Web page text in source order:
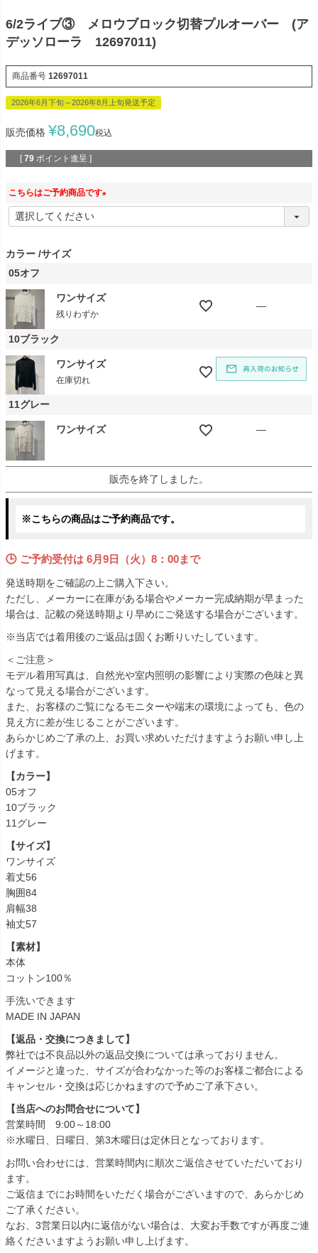
6/2ライブ③ メロウブロック切替プルオーバー (ア
デッソローラ 12697011)
商品番号 12697011
2026年6月下旬～2026年8月上旬発送予定
販売価格 ¥8,690税込
[ 79 ポイント進呈 ]
こちらはご予約商品です
必
カラー サイズ
05オフ
ワンサイズ
残りわずか
—
10ブラック
ワンサイズ
在庫切れ
11グレー
ワンサイズ —
販売を終了しました。
※こちらの商品はご予約商品です。
🕒 ご予約受付は 6月9日（火）8：00まで
発送時期をご確認の上ご購入下さい。
ただし、メーカーに在庫がある場合やメーカー完成納期が早まった
場合は、記載の発送時期より早めにご発送する場合がございます。
※当店では着用後のご返品は固くお断りいたしています。
＜ご注意＞
モデル着用写真は、自然光や室内照明の影響により実際の色味と異
なって見える場合がございます。
また、お客様のご覧になるモニターや端末の環境によっても、色の
見え方に差が生じることがございます。
あらかじめご了承の上、お買い求めいただけますようお願い申し上
げます。
【カラー】
05オフ
10ブラック
11グレー
【サイズ】
ワンサイズ
着丈56
胸囲84
肩幅38
袖丈57
【素材】
本体
コットン100％
手洗いできます
MADE IN JAPAN
【返品・交換につきまして】
弊社では不良品以外の返品交換については承っておりません。
イメージと違った、サイズが合わなかった等のお客様ご都合による
キャンセル・交換は応じかねますので予めご了承下さい。
【当店へのお問合せについて】
営業時間 9:00～18:00
※水曜日、日曜日、第3木曜日は定休日となっております。
お問い合わせには、営業時間内に順次ご返信させていただいており
ます。
ご返信までにお時間をいただく場合がございますので、あらかじめ
ご了承ください。
なお、3営業日以内に返信がない場合は、大変お手数ですが再度ご連
絡くださいますようお願い申し上げます。